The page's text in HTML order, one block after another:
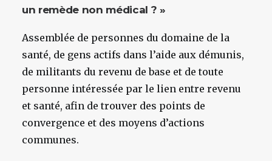
un remède non médical ? »
Assemblée de personnes du domaine de la
santé, de gens actifs dans l’aide aux démunis,
de militants du revenu de base et de toute
personne intéressée par le lien entre revenu
et santé, afin de trouver des points de
convergence et des moyens d’actions
communes.